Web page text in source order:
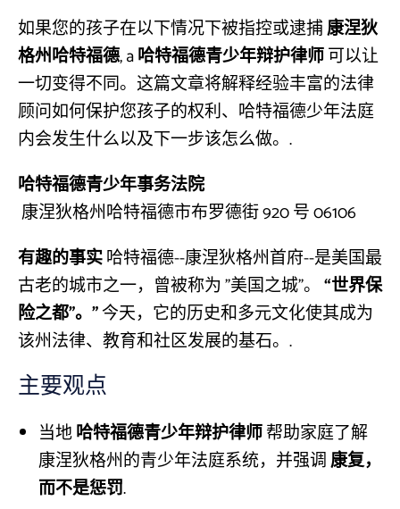
如果您的孩子在以下情况下被指控或逮捕康涅狄
格州哈特福德, a哈特福德青少年辩护律师可以让
一切变得不同。这篇文章将解释经验丰富的法律
顾问如何保护您孩子的权利、哈特福德少年法庭
内会发生什么以及下一步该怎么做。.
哈特福德青少年事务法院
康涅狄格州哈特福德市布罗德街 920 号 06106
有趣的事实哈特福德--康涅狄格州首府--是美国最
古老的城市之一，曾被称为 "美国之城"。 “世界保
险之都”。”今天，它的历史和多元文化使其成为
该州法律、教育和社区发展的基石。.
主要观点
当地哈特福德青少年辩护律师帮助家庭了解
康涅狄格州的青少年法庭系统，并强调康复，
而不是惩罚.